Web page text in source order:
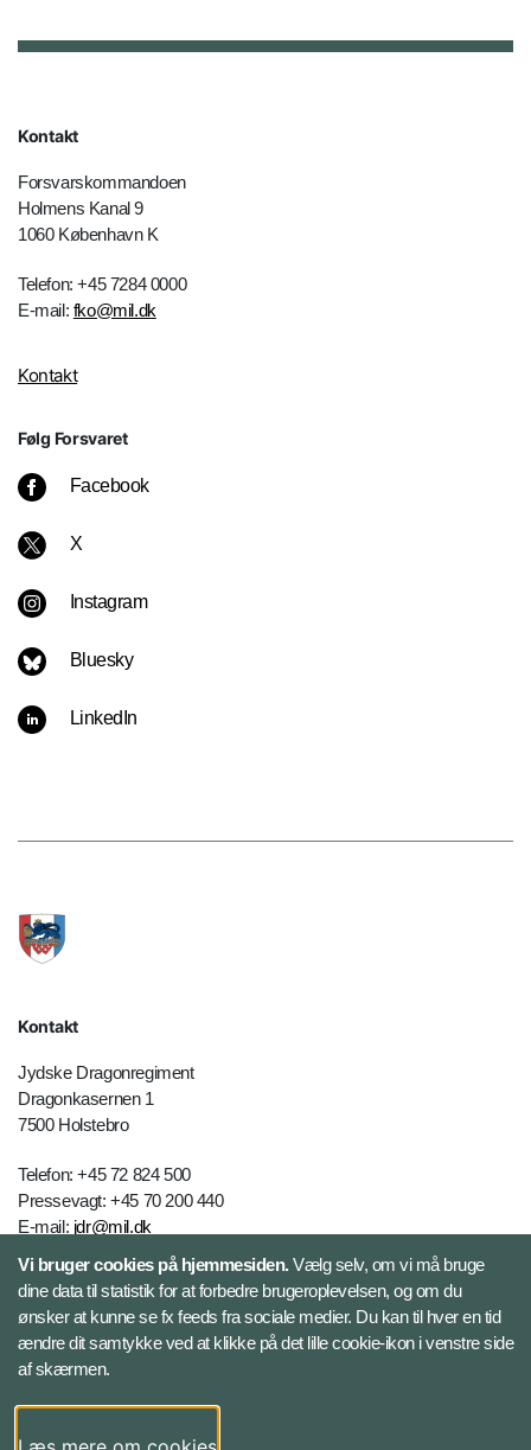
Kontakt
Forsvarskommandoen
Holmens Kanal 9
1060 København K
Telefon: +45 7284 0000
E-mail: fko@mil.dk
Kontakt
Følg Forsvaret
Facebook
X
Instagram
Bluesky
LinkedIn
Kontakt
Jydske Dragonregiment
Dragonkasernen 1
7500 Holstebro
Telefon: +45 72 824 500
Pressevagt: +45 70 200 440
E-mail: jdr@mil.dk
Databeskyttelse
Følg Jydske Dragonregiment
Facebook
Vi bruger cookies på hjemmesiden.Vælg selv, om vi må bruge
dine data til statistik for at forbedre brugeroplevelsen, og om du
ønsker at kunne se fx feeds fra sociale medier. Du kan til hver en tid
ændre dit samtykke ved at klikke på det lille cookie-ikon i venstre side
af skærmen.